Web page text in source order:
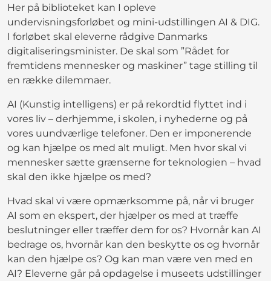
Her på biblioteket kan I opleve
undervisningsforløbet og mini-udstillingen AI & DIG.
I forløbet skal eleverne rådgive Danmarks
digitaliseringsminister. De skal som ”Rådet for
fremtidens mennesker og maskiner” tage stilling til
en række dilemmaer.
AI (Kunstig intelligens) er på rekordtid flyttet ind i
vores liv – derhjemme, i skolen, i nyhederne og på
vores uundværlige telefoner. Den er imponerende
og kan hjælpe os med alt muligt. Men hvor skal vi
mennesker sætte grænserne for teknologien – hvad
skal den ikke hjælpe os med?
Hvad skal vi være opmærksomme på, når vi bruger
AI som en ekspert, der hjælper os med at træffe
beslutninger eller træffer dem for os? Hvornår kan AI
bedrage os, hvornår kan den beskytte os og hvornår
kan den hjælpe os? Og kan man være ven med en
AI? Eleverne går på opdagelse i museets udstillinger